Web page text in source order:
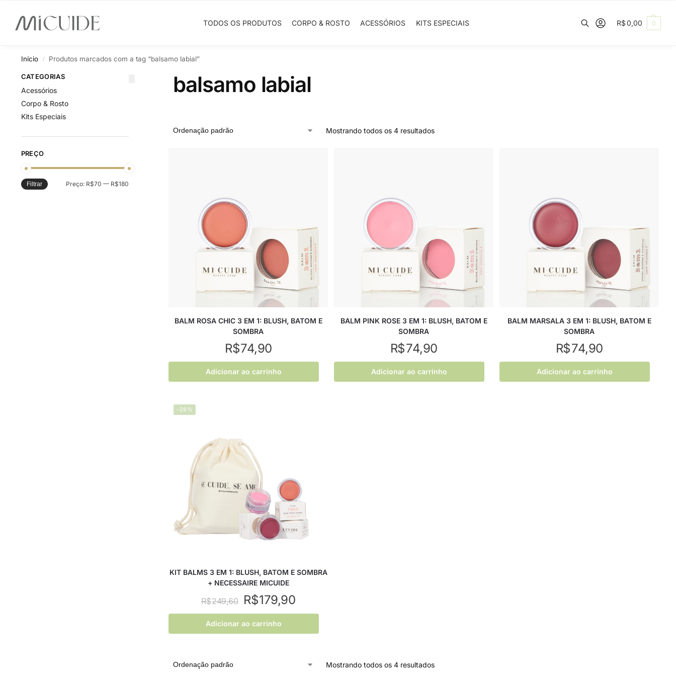
TODOS OS PRODUTOS CORPO & ROSTO ACESSÓRIOS KITS ESPECIAIS
Search
R$0,00 0
Início / Produtos marcados com a tag “balsamo labial”
balsamo labial
Mostrando todos os 4 resultados
BALM ROSA CHIC 3 EM 1: BLUSH, BATOM E
SOMBRA
R$74,90
Adicionar ao carrinho
BALM PINK ROSE 3 EM 1: BLUSH, BATOM E
SOMBRA
R$74,90
Adicionar ao carrinho
BALM MARSALA 3 EM 1: BLUSH, BATOM E
SOMBRA
R$74,90
Adicionar ao carrinho
-28%
KIT BALMS 3 EM 1: BLUSH, BATOM E SOMBRA
+ NECESSAIRE MICUIDE
R$249,60 R$179,90
Adicionar ao carrinho
Mostrando todos os 4 resultados
CATEGORIAS
Acessórios
Corpo & Rosto
Kits Especiais
PREÇO
Filtrar Preço: R$70 — R$180